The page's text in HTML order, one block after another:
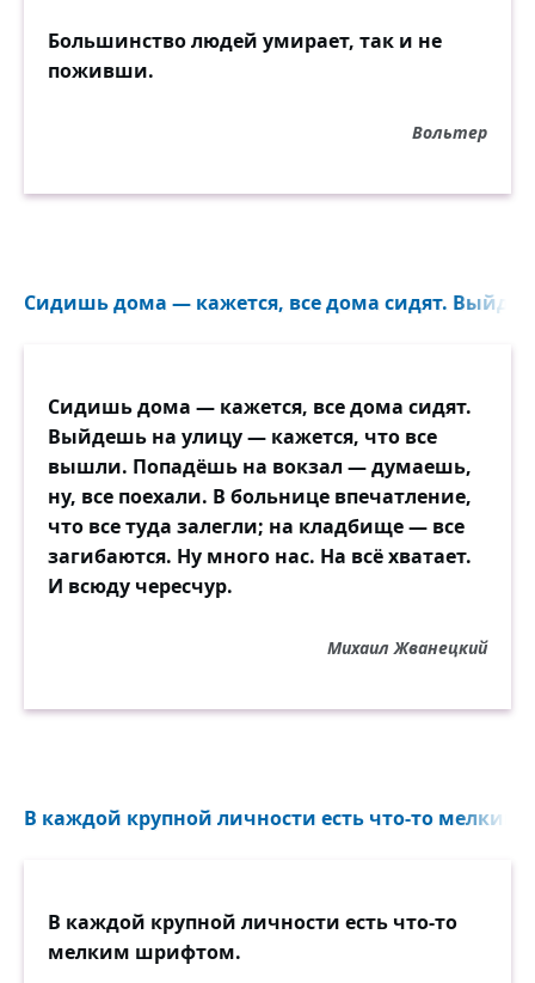
Большинство людей умирает, так и не
поживши.
Вольтер
Сидишь дома — кажется, все дома сидят.
Сидишь дома — кажется, все дома сидят.
Выйдешь на улицу — кажется, что все
вышли. Попадёшь на вокзал — думаешь,
ну, все поехали. В больнице впечатление,
что все туда залегли; на кладбище — все
загибаются. Ну много нас. На всё хватает.
И всюду чересчур.
Михаил Жванецкий
В каждой крупной личности есть что-то
В каждой крупной личности есть что-то
мелким шрифтом.